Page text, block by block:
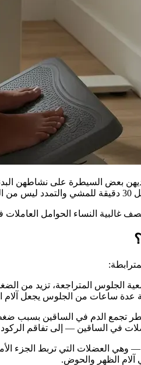
بعض السيطرة على نشاطهن
غالبية النساء الحوامل
الجلوس المتراجعة، تزيد من
عدة ساعات من الجلوس يجعل آلام
تجمع الدم في الساقين بسبب
الساقين — إلى تفاقم الركود
وهي العضلات التي تربط الجزء
آلام الظهر والحوض.